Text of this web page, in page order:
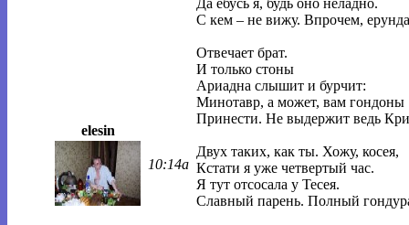
elesin
10:14a
Да ебусь я, будь оно неладно.
С кем – не вижу. Впрочем,
Отвечает брат.
И только стоны
Ариадна слышит и бурчит:
Минотавр, а может, вам гондоны
Принести. Не выдержит ведь
Двух таких, как ты. Хожу, косея,
Кстати я уже четвертый час.
Я тут отсосала у Тесея.
Славный парень. Полный